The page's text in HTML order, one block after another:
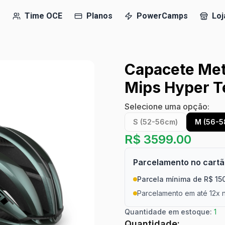
Time OCE Planos PowerCamps
Capacete
Mips Hyper
Selecione uma opção:
S (52-56cm) M (56-
R$ 3599.00
Parcelamento no
Parcela mínima de R$
Parcelamento em até
Quantidade em estoque: 1